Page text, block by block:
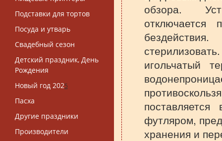
Подставки для тортов
Посуда и утварь
Свадебный сезон
Детский праздник, День
Рождения
Новый год 2025
Пасха
Другие праздники
Производители
обзора.
отключается
игольчатый
футляром,
хранения и